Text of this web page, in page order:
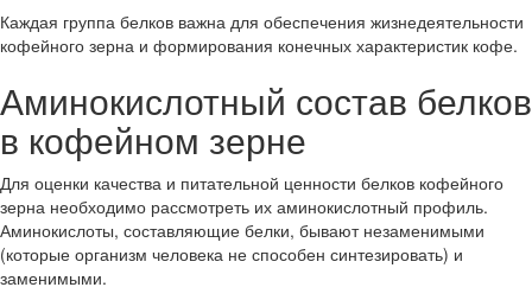
Каждая группа белков важна для обеспечения жизнедеятельности
кофейного зерна и формирования конечных характеристик кофе.
Аминокислотный состав белков
в кофейном зерне
Для оценки качества и питательной ценности белков кофейного
зерна необходимо рассмотреть их аминокислотный профиль.
Аминокислоты, составляющие белки, бывают незаменимыми
(которые организм человека не способен синтезировать) и
заменимыми.